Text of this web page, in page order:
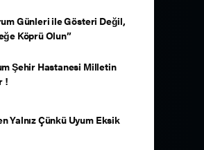
Günleri ile Gösteri Değil,
Köprü Olun”
Şehir Hastanesi Milletin
!
Yalnız Çünkü Uyum Eksik